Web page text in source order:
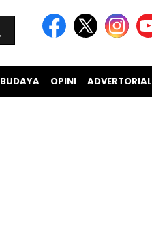
BUDAYA OPINI ADVERTORIAL